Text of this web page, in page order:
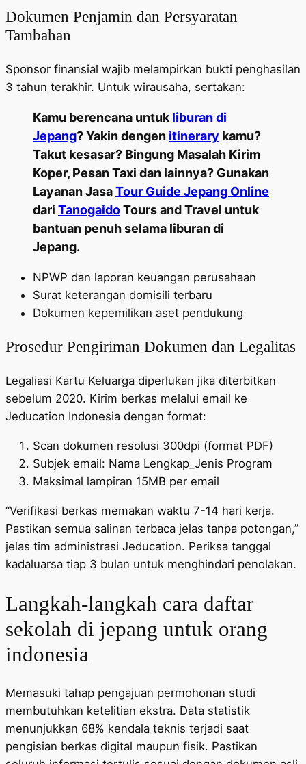
Dokumen Penjamin dan Persyaratan
Tambahan
Sponsor finansial wajib melampirkan bukti penghasilan
3 tahun terakhir. Untuk wirausaha, sertakan:
Kamu berencana untuk liburan di
Jepang? Yakin dengen itinerary kamu?
Takut kesasar? Bingung Masalah Kirim
Koper, Pesan Taxi dan lainnya? Gunakan
Layanan JasaTour Guide Jepang Online
dari TanogaidoTours and Travel untuk
bantuan penuh selama liburan di
Jepang.
NPWP dan laporan keuangan perusahaan
Surat keterangan domisili terbaru
Dokumen kepemilikan aset pendukung
Prosedur Pengiriman Dokumen dan Legalitas
Legaliasi Kartu Keluarga diperlukan jika diterbitkan
sebelum 2020. Kirim berkas melalui email ke
Jeducation Indonesia dengan format:
Scan dokumen resolusi 300dpi (format PDF)
Subjek email: Nama Lengkap_Jenis Program
Maksimal lampiran 15MB per email
“Verifikasi berkas memakan waktu 7-14 hari kerja.
Pastikan semua salinan terbaca jelas tanpa potongan,”
jelas tim administrasi Jeducation. Periksa tanggal
kadaluarsa tiap 3 bulan untuk menghindari penolakan.
Langkah-langkah cara daftar
sekolah di jepang untuk orang
indonesia
Memasuki tahap pengajuan permohonan studi
membutuhkan ketelitian ekstra. Data statistik
menunjukkan 68% kendala teknis terjadi saat
pengisian berkas digital maupun fisik. Pastikan